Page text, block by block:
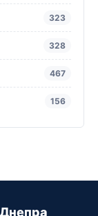
323
328
467
156